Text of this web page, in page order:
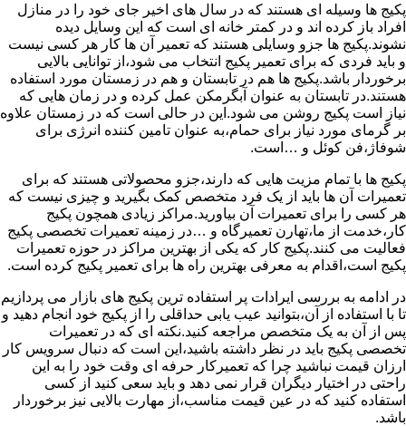
پکیج ها وسیله ای هستند که در سال های اخیر جای خود را در منازل
افراد باز کرده اند و در کمتر خانه ای است که این وسایل دیده
نشوند.پکیج ها جزو وسایلی هستند که تعمیر آن ها کار هر کسی نیست
و باید فردی که برای تعمیر پکیج انتخاب می شود،از توانایی بالایی
برخوردار باشد.پکیج ها هم در تابستان و هم در زمستان مورد استفاده
هستند.در تابستان به عنوان آبگرمکن عمل کرده و در زمان هایی که
نیاز است پکیج روشن می شود.این در حالی است که در زمستان علاوه
بر گرمای مورد نیاز برای حمام،به عنوان تامین کننده انرژی برای
شوفاژ،فن کوئل و …است.
پکیج ها با تمام مزیت هایی که دارند،جزو محصولاتی هستند که برای
تعمیرات آن ها باید از یک فرد متخصص کمک بگیرید و چیزی نیست که
هر کسی را برای تعمیرات آن بیاورید.مراکز زیادی همچون پکیج
کار،خدمت از ما،تهارن تعمیرگاه و …در زمینه تعمیرات تخصصی پکیج
فعالیت می کنند.پکیج کار که یکی از بهترین مراکز در حوزه تعمیرات
پکیج است،اقدام به معرفی بهترین راه ها برای تعمیر پکیج کرده است.
در ادامه به بررسی ایرادات پر استفاده ترین پکیج های بازار می پردازیم
تا با استفاده از آن،بتوانید عیب یابی حداقلی را از پکیج خود انجام دهید و
پس از آن به یک متخصص مراجعه کنید.نکته ای که در تعمیرات
تخصصی پکیج باید در نظر داشته باشید،این است که دنبال سرویس کار
ارزان قیمت نباشید چرا که تعمیرکار حرفه ای وقت خود را به این
راحتی در اختیار دیگران قرار نمی دهد و باید سعی کنید از کسی
استفاده کنید که در عین قیمت مناسب،از مهارت بالایی نیز برخوردار
باشد.